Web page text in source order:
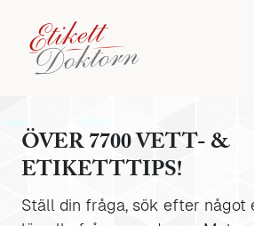
ÖVER 7700 VETT- &
ETIKETTTIPS!
Ställ din fråga, sök efter något